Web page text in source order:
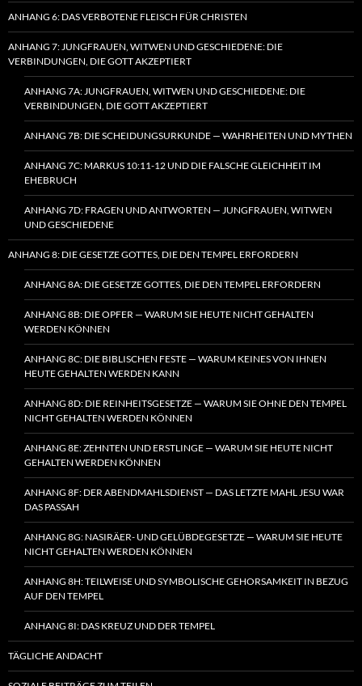
ANHANG 6: DAS VERBOTENE FLEISCH FÜR CHRISTEN
ANHANG 7: JUNGFRAUEN, WITWEN UND GESCHIEDENE: DIE
VERBINDUNGEN, DIE GOTT AKZEPTIERT
ANHANG 7A: JUNGFRAUEN, WITWEN UND GESCHIEDENE: DIE
VERBINDUNGEN, DIE GOTT AKZEPTIERT
ANHANG 7B: DIE SCHEIDUNGSURKUNDE — WAHRHEITEN UND MYTHEN
ANHANG 7C: MARKUS 10:11-12 UND DIE FALSCHE GLEICHHEIT IM
EHEBRUCH
ANHANG 7D: FRAGEN UND ANTWORTEN — JUNGFRAUEN, WITWEN
UND GESCHIEDENE
ANHANG 8: DIE GESETZE GOTTES, DIE DEN TEMPEL ERFORDERN
ANHANG 8A: DIE GESETZE GOTTES, DIE DEN TEMPEL ERFORDERN
ANHANG 8B: DIE OPFER — WARUM SIE HEUTE NICHT GEHALTEN
WERDEN KÖNNEN
ANHANG 8C: DIE BIBLISCHEN FESTE — WARUM KEINES VON IHNEN
HEUTE GEHALTEN WERDEN KANN
ANHANG 8D: DIE REINHEITSGESETZE — WARUM SIE OHNE DEN TEMPEL
NICHT GEHALTEN WERDEN KÖNNEN
ANHANG 8E: ZEHNTEN UND ERSTLINGE — WARUM SIE HEUTE NICHT
GEHALTEN WERDEN KÖNNEN
ANHANG 8F: DER ABENDMAHLSDIENST — DAS LETZTE MAHL JESU WAR
DAS PASSAH
ANHANG 8G: NASIRÄER- UND GELÜBDEGESETZE — WARUM SIE HEUTE
NICHT GEHALTEN WERDEN KÖNNEN
ANHANG 8H: TEILWEISE UND SYMBOLISCHE GEHORSAMKEIT IN BEZUG
AUF DEN TEMPEL
ANHANG 8I: DAS KREUZ UND DER TEMPEL
TÄGLICHE ANDACHT